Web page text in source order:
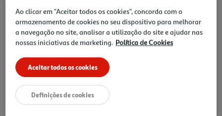
Ao clicar em "Aceitar todos os cookies", concorda com o
armazenamento de cookies no seu dispositivo para melhorar
a navegação no site, analisar a utilização do site e ajudar nas
nossas iniciativas de marketing. Política de Cookies
Aceitar todos os cookies
Definições de cookies